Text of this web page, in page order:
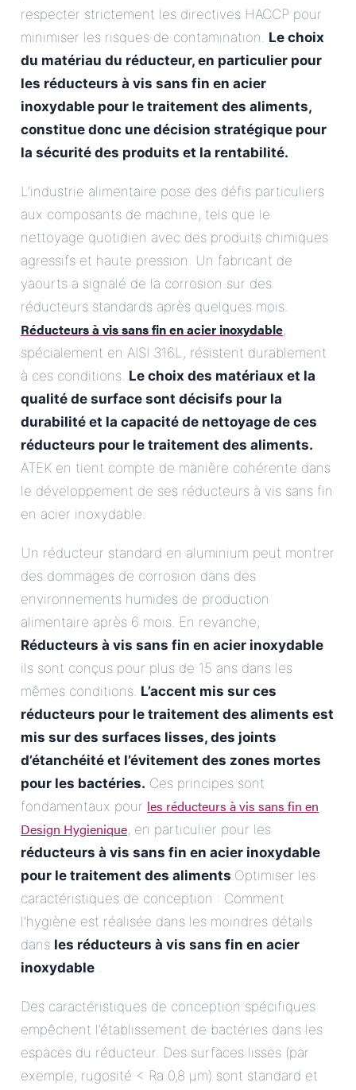
respecter strictement les directives HACCP pour
minimiser les risques de contamination. Le choix
du matériau du réducteur, en particulier pour
les réducteurs à vis sans fin en acier
inoxydable pour le traitement des aliments,
constitue donc une décision stratégique pour
la sécurité des produits et la rentabilité.
L’industrie alimentaire pose des défis particuliers
aux composants de machine, tels que le
nettoyage quotidien avec des produits chimiques
agressifs et haute pression. Un fabricant de
yaourts a signalé de la corrosion sur des
réducteurs standards après quelques mois.
Réducteurs à vis sans fin en acier inoxydable,
spécialement en AISI 316L, résistent durablement
à ces conditions. Le choix des matériaux et la
qualité de surface sont décisifs pour la
durabilité et la capacité de nettoyage de ces
réducteurs pour le traitement des aliments.
ATEK en tient compte de manière cohérente dans
le développement de ses réducteurs à vis sans fin
en acier inoxydable.
Un réducteur standard en aluminium peut montrer
des dommages de corrosion dans des
environnements humides de production
alimentaire après 6 mois. En revanche,
Réducteurs à vis sans fin en acier inoxydable
ils sont conçus pour plus de 15 ans dans les
mêmes conditions. L’accent mis sur ces
réducteurs pour le traitement des aliments est
mis sur des surfaces lisses, des joints
d’étanchéité et l’évitement des zones mortes
pour les bactéries. Ces principes sont
fondamentaux pour les réducteurs à vis sans fin en
Design Hygienique, en particulier pour les
réducteurs à vis sans fin en acier inoxydable
pour le traitement des aliments.Optimiser les
caractéristiques de conception : Comment
l’hygiène est réalisée dans les moindres détails
dans les réducteurs à vis sans fin en acier
inoxydable .
Des caractéristiques de conception spécifiques
empêchent l’établissement de bactéries dans les
espaces du réducteur. Des surfaces lisses (par
exemple, rugosité < Ra 0,8 µm) sont standard et